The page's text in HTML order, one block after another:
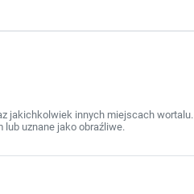
jakichkolwiek innych miejscach wortalu.
uznane jako obraźliwe.